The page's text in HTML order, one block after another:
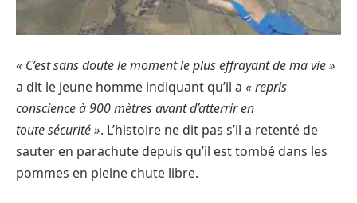
« C’est sans doute le moment le plus effrayant de ma vie »
a dit le jeune homme indiquant qu’il a « repris
conscience à 900 mètres avant d’atterrir en
toute sécurité ». L’histoire ne dit pas s’il a retenté de
sauter en parachute depuis qu’il est tombé dans les
pommes en pleine chute libre.